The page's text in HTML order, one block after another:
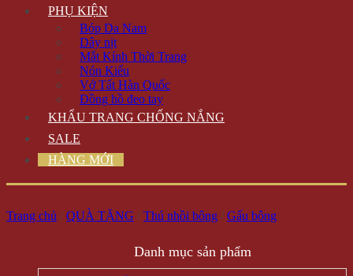
PHỤ KIỆN
Bóp Da Nam
Dây nịt
Mắt Kính Thời Trang
Nón Kiểu
Vớ Tất Hàn Quốc
Đồng hồ đeo tay
KHẨU TRANG CHỐNG NẮNG
SALE
HÀNG MỚI
Trang chủ / QUÀ TẶNG / Thú nhồi bông / Gấu bông
Danh mục sản phẩm